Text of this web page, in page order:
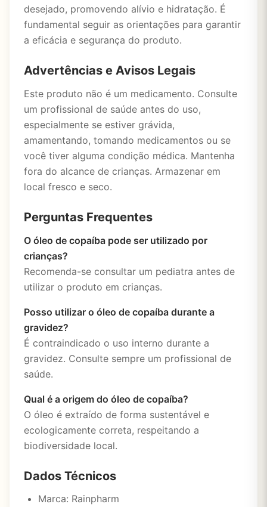
desejado, promovendo alívio e hidratação. É
fundamental seguir as orientações para garantir
a eficácia e segurança do produto.
Advertências e Avisos Legais
Este produto não é um medicamento. Consulte
um profissional de saúde antes do uso,
especialmente se estiver grávida,
amamentando, tomando medicamentos ou se
você tiver alguma condição médica. Mantenha
fora do alcance de crianças. Armazenar em
local fresco e seco.
Perguntas Frequentes
O óleo de copaíba pode ser utilizado por
crianças?
Recomenda-se consultar um pediatra antes de
utilizar o produto em crianças.
Posso utilizar o óleo de copaíba durante a
gravidez?
É contraindicado o uso interno durante a
gravidez. Consulte sempre um profissional de
saúde.
Qual é a origem do óleo de copaíba?
O óleo é extraído de forma sustentável e
ecologicamente correta, respeitando a
biodiversidade local.
Dados Técnicos
Marca: Rainpharm